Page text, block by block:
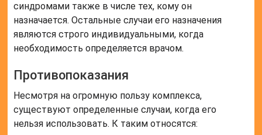
синдромами также в числе тех, кому он
назначается. Остальные случаи его назначения
являются строго индивидуальными, когда
необходимость определяется врачом.
Противопоказания
Несмотря на огромную пользу комплекса,
существуют определенные случаи, когда его
нельзя использовать. К таким относятся: